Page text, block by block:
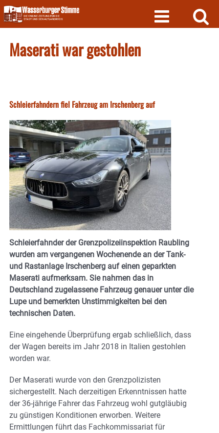
Skip
to
content
Maserati war gestohlen
Schleierfahndern fiel Fahrzeug am Irschenberg auf
Schleierfahnder der Grenzpolizeiinspektion Raubling
wurden am vergangenen Wochenende an der Tank-
und Rastanlage Irschenberg auf einen geparkten
Maserati aufmerksam. Sie nahmen das in
Deutschland zugelassene Fahrzeug genauer unter die
Lupe und bemerkten Unstimmigkeiten bei den
technischen Daten.
Eine eingehende Überprüfung ergab schließlich, dass
der Wagen bereits im Jahr 2018 in Italien gestohlen
worden war.
Der Maserati wurde von den Grenzpolizisten
sichergestellt. Nach derzeitigen Erkenntnissen hatte
der 36-jährige Fahrer das Fahrzeug wohl gutgläubig
zu günstigen Konditionen erworben. Weitere
Ermittlungen führt das Fachkommissariat für